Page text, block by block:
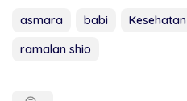
asmara babi Kesehatan
ramalan shio